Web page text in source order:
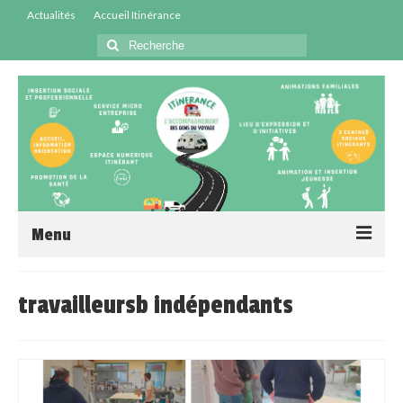
Actualités Accueil Itinérance
Menu
Service Insertion
Médiation Santé
travailleursb indépendants